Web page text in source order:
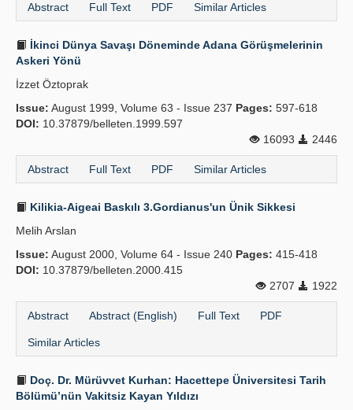
Abstract Full Text PDF Similar Articles
İkinci Dünya Savaşı Döneminde Adana Görüşmelerinin
Askeri Yönü
İzzet Öztoprak
Issue: August 1999, Volume 63 - Issue 237 Pages: 597-618
DOI: 10.37879/belleten.1999.597
16093
2446
Abstract Full Text PDF Similar Articles
Kilikia-Aigeai Baskılı 3.Gordianus'un Ünik Sikkesi
Melih Arslan
Issue: August 2000, Volume 64 - Issue 240 Pages: 415-418
DOI: 10.37879/belleten.2000.415
2707
1922
Abstract Abstract (English) Full Text PDF
Similar Articles
Doç. Dr. Mürüvvet Kurhan: Hacettepe Üniversitesi Tarih
Bölümü’nün Vakitsiz Kayan Yıldızı